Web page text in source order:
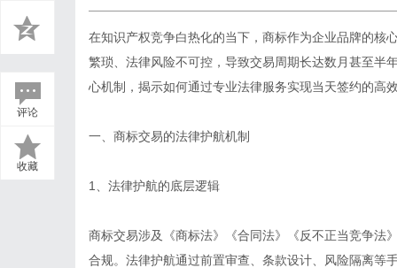
评论
收藏
在知识产权竞争白热化的当下，商标作为企业品牌的核
繁琐、法律风险不可控，导致交易周期长达数月甚至半
心机制，揭示如何通过专业法律服务实现当天签约的高
一、商标交易的法律护航机制
1、法律护航的底层逻辑
商标交易涉及《商标法》《合同法》《反不正当竞争法
合规。法律护航通过前置审查、条款设计、风险隔离等